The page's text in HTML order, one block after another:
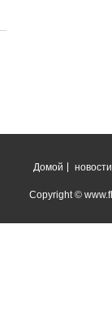
Домой новости
Copyright ©